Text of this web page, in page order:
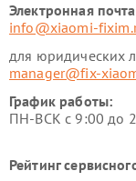
Электронная
info@xiaomi-
для юридических
manager@fix-
График работы:
ПН-ВСК с 9:00 до
Рейтинг